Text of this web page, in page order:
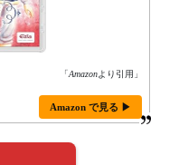
「Amazonより引用」
Amazon で見る ▶